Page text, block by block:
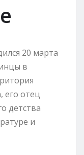
20 марта
в
его отец
детства
и